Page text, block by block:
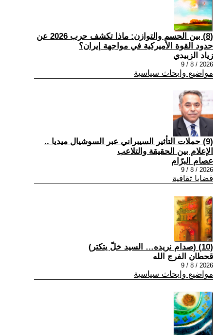
(8) بين الحسم والتوازن: ماذا تكشف حرب 2026 عن
حدود القوة الأميركية في مواجهة إيران؟
زياد الزبيدي
2026 / 8 / 9
مواضيع وابحاث سياسية
(9) حملات التأثير السيبراني عبر السوشيال ميديا ..
الإعلام بين الحقيقة والتلاعب
عصام البرّام
2026 / 8 / 9
قضايا ثقافية
(10) (صدام نريده… السيد خلّ يتكتر)
قحطان الفرج الله
2026 / 8 / 9
مواضيع وابحاث سياسية